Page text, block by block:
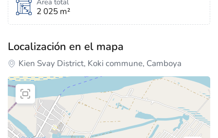
Área total
2 025 m²
Localización en el mapa
Kien Svay District, Koki commune, Camboya